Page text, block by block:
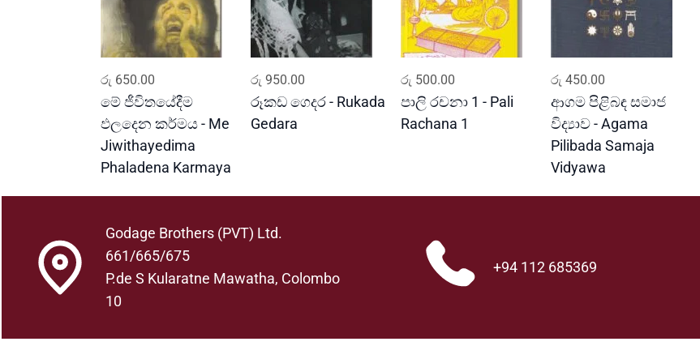
රු 650.00
මේ ජීවිතයේදීම
ඵලදෙන කර්මය - Me
Jiwithayedima
Phaladena Karmaya
රු 950.00
රූකඩ ගෙදර - Rukada
Gedara
රු 500.00
පාලි රචනා 1 - Pali
Rachana 1
රු 450.00
ආගම පිළිබඳ සමාජ
විද්‍යාව - Agama
Pilibada Samaja
Vidyawa
Godage Brothers (PVT) Ltd.
661/665/675
P.de S Kularatne Mawatha, Colombo
10
+94 112 685369